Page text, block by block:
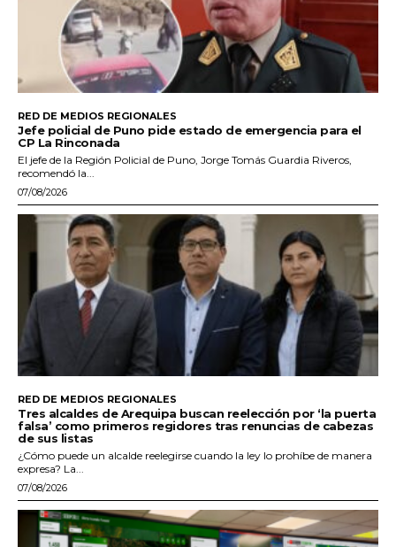
RED DE MEDIOS REGIONALES
Jefe policial de Puno pide estado de emergencia para el
CP La Rinconada
El jefe de la Región Policial de Puno, Jorge Tomás Guardia Riveros,
recomendó la...
07/08/2026
RED DE MEDIOS REGIONALES
Tres alcaldes de Arequipa buscan reelección por ‘la puerta
falsa’ como primeros regidores tras renuncias de cabezas
de sus listas
¿Cómo puede un alcalde reelegirse cuando la ley lo prohíbe de manera
expresa? La...
07/08/2026